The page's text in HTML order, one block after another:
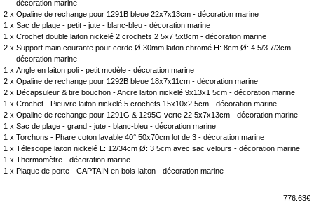
décoration marine
2 x Opaline de rechange pour 1291B bleue 22x7x13cm - décoration marine
1 x Sac de plage - petit - jute - blanc-bleu - décoration marine
1 x Crochet double laiton nickelé 2 crochets 2 5x7 5x8cm - décoration marine
2 x Support main courante pour corde Ø 30mm laiton chromé H: 8cm Ø: 4 5/3 7/3cm -
décoration marine
1 x Angle en laiton poli - petit modèle - décoration marine
2 x Opaline de rechange pour 1292B bleue 18x7x11cm - décoration marine
2 x Décapsuleur & tire bouchon - Ancre laiton nickelé 9x13x1 5cm - décoration marine
1 x Crochet - Pieuvre laiton nickelé 5 crochets 15x10x2 5cm - décoration marine
2 x Opaline de rechange pour 1291G & 1295G verte 22 5x7x13cm - décoration marine
1 x Sac de plage - grand - jute - blanc-bleu - décoration marine
1 x Torchons - Phare coton lavable 40° 50x70cm lot de 3 - décoration marine
1 x Télescope laiton nickelé L: 12/34cm Ø: 3 5cm avec sac velours - décoration marine
1 x Thermomètre - décoration marine
1 x Plaque de porte - CAPTAIN en bois-laiton - décoration marine
776.63€